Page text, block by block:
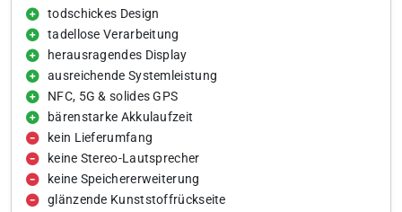
todschickes Design
tadellose Verarbeitung
herausragendes Display
ausreichende Systemleistung
NFC, 5G & solides GPS
bärenstarke Akkulaufzeit
kein Lieferumfang
keine Stereo-Lautsprecher
keine Speichererweiterung
glänzende Kunststoffrückseite